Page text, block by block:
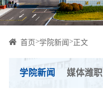
学院新闻 媒体潍职
首页>学院新闻>正文